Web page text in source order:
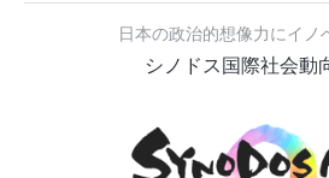
日本の政治的想像力にイノ
シノドス国際社会動